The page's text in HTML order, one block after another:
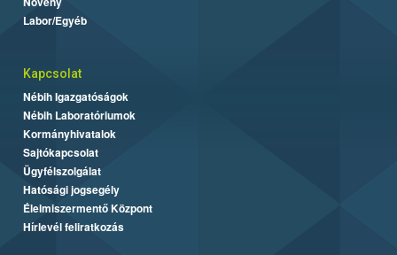
Labor/Egyéb
Kapcsolat
Nébih Igazgatóságok
Nébih Laboratóriumok
Kormányhivatalok
Sajtókapcsolat
Ügyfélszolgálat
Hatósági jogsegély
Élelmiszermentő Központ
Hírlevél feliratkozás